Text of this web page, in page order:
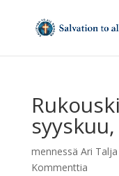
mennessä Ari Talja
Kommenttia